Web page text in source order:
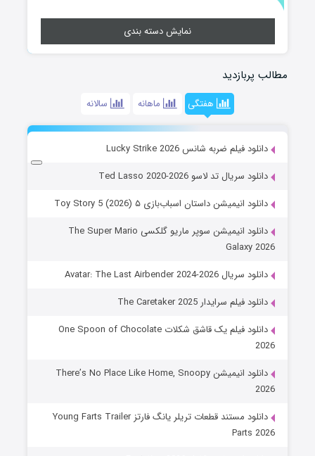
نمایش دسته بندی
مطالب پربازدید
هفتگی ماهانه سالانه
دانلود فیلم ضربه شانس Lucky Strike 2026
دانلود سریال تد لاسو Ted Lasso 2020-2026
دانلود انیمیشن داستان اسباب‌بازی ۵ Toy Story 5 (2026)
دانلود انیمیشن سوپر ماریو گلکسی The Super Mario
Galaxy 2026
دانلود سریال Avatar: The Last Airbender 2024-2026
دانلود فیلم سرایدار The Caretaker 2025
دانلود فیلم یک قاشق شکلات One Spoon of Chocolate
2026
دانلود انیمیشن There’s No Place Like Home, Snoopy
2026
دانلود مستند قطعات تریلر یانگ فارتز Young Farts Trailer
Parts 2026